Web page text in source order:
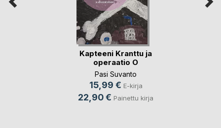
Kapteeni Kranttu ja
operaatio O
Pasi Suvanto
15,99 € E-kirja
22,90 € Painettu kirja